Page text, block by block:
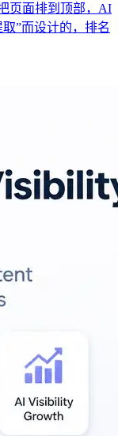
页面排到顶部，AI
”而设计的，排名